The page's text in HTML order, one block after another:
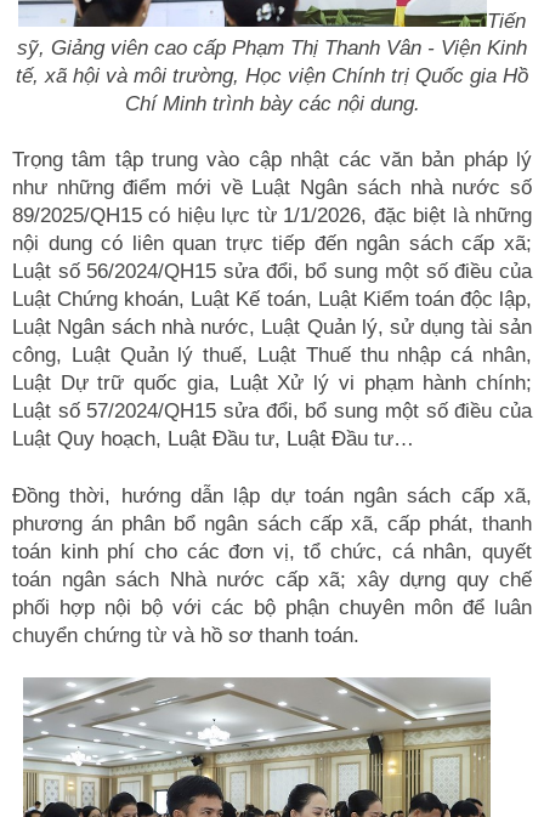
Tiến
sỹ, Giảng viên cao cấp Phạm Thị Thanh Vân - Viện Kinh
tế, xã hội và môi trường, Học viện Chính trị Quốc gia Hồ
Chí Minh trình bày các nội dung.
Trọng tâm tập trung vào cập nhật các văn bản pháp lý
như những điểm mới về Luật Ngân sách nhà nước số
89/2025/QH15 có hiệu lực từ 1/1/2026, đặc biệt là những
nội dung có liên quan trực tiếp đến ngân sách cấp xã;
Luật số 56/2024/QH15 sửa đổi, bổ sung một số điều của
Luật Chứng khoán, Luật Kế toán, Luật Kiểm toán độc lập,
Luật Ngân sách nhà nước, Luật Quản lý, sử dụng tài sản
công, Luật Quản lý thuế, Luật Thuế thu nhập cá nhân,
Luật Dự trữ quốc gia, Luật Xử lý vi phạm hành chính;
Luật số 57/2024/QH15 sửa đổi, bổ sung một số điều của
Luật Quy hoạch, Luật Đầu tư, Luật Đầu tư…
Đồng thời, hướng dẫn lập dự toán ngân sách cấp xã,
phương án phân bổ ngân sách cấp xã, cấp phát, thanh
toán kinh phí cho các đơn vị, tổ chức, cá nhân, quyết
toán ngân sách Nhà nước cấp xã; xây dựng quy chế
phối hợp nội bộ với các bộ phận chuyên môn để luân
chuyển chứng từ và hồ sơ thanh toán.